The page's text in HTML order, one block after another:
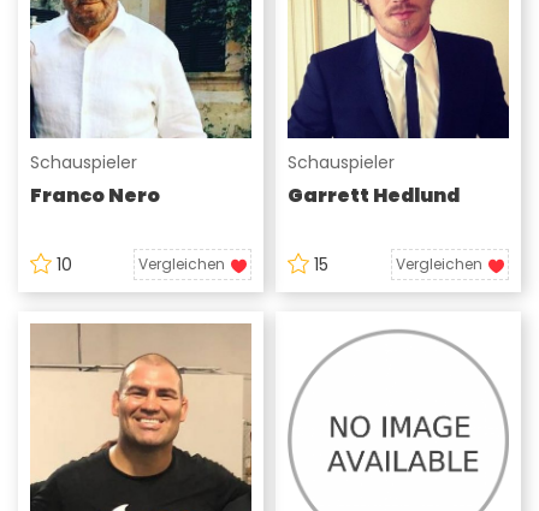
Schauspieler
Franco Nero
10 Vergleichen
Schauspieler
Garrett Hedlund
15 Vergleichen